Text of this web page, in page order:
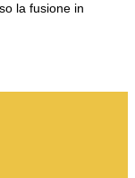
la fusione in